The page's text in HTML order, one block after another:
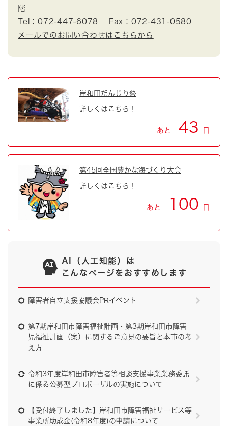
階
Tel：072-447-6078
Fax：072-431-0580
メールでのお問い合わせはこちらから
岸和田だんじり祭
詳しくはこちら！
あと 43 日
第45回全国豊かな海づくり大会
詳しくはこちら！
あと 100 日
AI（人工知能）は
こんなページをおすすめします
障害者自立支援協議会PRイベント
第7期岸和田市障害福祉計画・第3期岸和田市障害
児福祉計画（案）に関するご意見の要旨と本市の考
え方
令和3年度岸和田市障害者等相談支援事業業務委託
に係る公募型プロポーザルの実施について
【受付終了しました】岸和田市障害福祉サービス等
事業所助成金(令和8年度)の申請について